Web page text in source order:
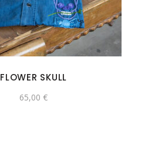
FLOWER SKULL
65,00 €